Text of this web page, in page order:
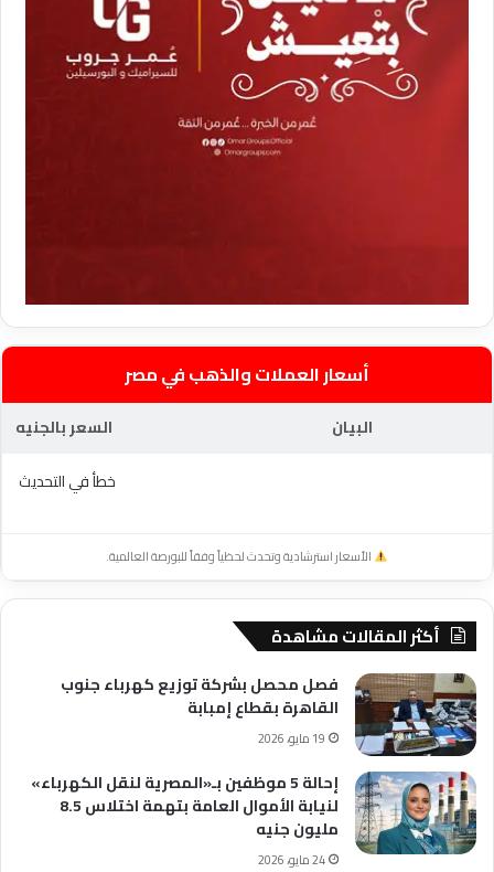
أسعار العملات والذهب في مصر
البيان
السعر بالجنيه
خطأ في التحديث
الأسعار استرشادية وتحدث لحظياً وفقاً للبورصة العالمية.
أكثر المقالات مشاهدة
فصل محصل بشركة توزيع كهرباء جنوب
القاهرة بقطاع إمبابة
19 مايو، 2026
إحالة 5 موظفين بـ«المصرية لنقل الكهرباء»
لنيابة الأموال العامة بتهمة اختلاس 8.5
مليون جنيه
24 مايو، 2026